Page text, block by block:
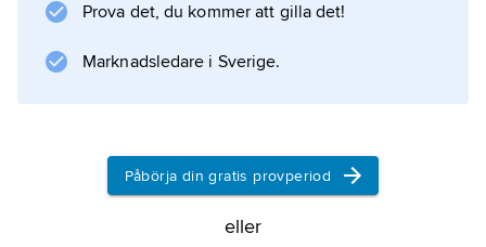
Prova det, du kommer att gilla det!
Marknadsledare i Sverige.
Påbörja din gratis provperiod
eller